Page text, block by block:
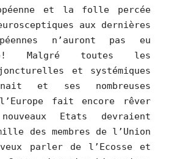
et la folle percée
aux dernières
n’auront pas eu
Malgré toutes les
et systémiques
et ses nombreuses
fait encore rêver
Etats devraient
des membres de l’Union
veux parler de l’Ecosse et